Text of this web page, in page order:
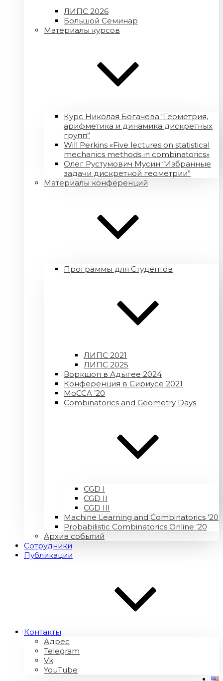
ЛИПС 2026
Большой Семинар
Материалы курсов
Курс Николая Богачева “Геометрия,
арифметика и динамика дискретных
групп”
Will Perkins «Five lectures on statistical
mechanics methods in combinatorics»
Олег Рустумович Мусин “Избранные
задачи дискретной геометрии”
Материалы конференций
Программы для Студентов
ЛИПС 2021
ЛИПС 2025
Воркшоп в Адыгее 2024
Конференция в Сириусе 2021
MoCCA ’20
Combinatorics and Geometry Days
CGD I
CGD II
CGD III
Machine Learning and Combinatorics ’20
Probabilistic Combinatorics Online ’20
Архив событий
Сотрудники
Публикации
Контакты
Адрес
Telegram
Vk
YouTube